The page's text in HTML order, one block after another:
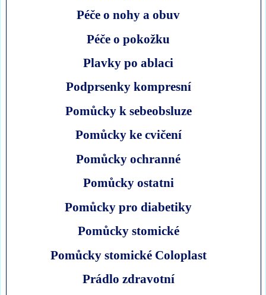
Péče o nohy a obuv
Péče o pokožku
Plavky po ablaci
Podprsenky kompresní
Pomůcky k sebeobsluze
Pomůcky ke cvičení
Pomůcky ochranné
Pomůcky ostatni
Pomůcky pro diabetiky
Pomůcky stomické
Pomůcky stomické Coloplast
Prádlo zdravotní